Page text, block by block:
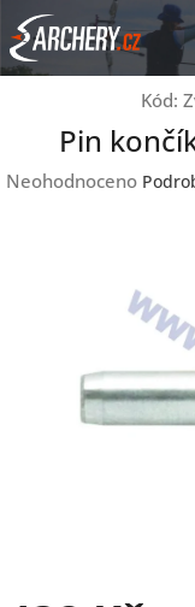
Přejít
na
obsah
Kód:
Pin
Průměrné
Neohodnoceno